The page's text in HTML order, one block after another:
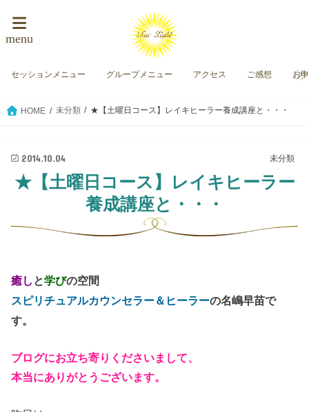
menu
セッションメニュー グループメニュー アクセス ご感想 お
HOME 未分類 ★【土曜日コース】レイキヒーラー養成講座と・・・
未分類
2014.10.04
★【土曜日コース】レイキヒーラー
養成講座と・・・
癒し と学びの空間
スピリチュアルカウンセラー＆ヒーラーの名嶋早苗で
す。
ブログにお立ち寄りくださいまして、
本当にありがとうございます。